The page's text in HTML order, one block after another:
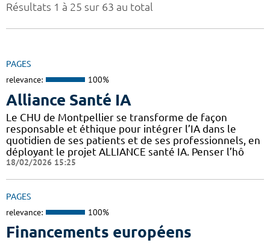
Résultats 1 à 25 sur 63 au total
PAGES
relevance: 100%
Alliance Santé IA
Le CHU de Montpellier se transforme de façon
responsable et éthique pour intégrer l’IA dans le
quotidien de ses patients et de ses professionnels, en
déployant le projet ALLIANCE santé IA. Penser l’hô
18/02/2026 15:25
PAGES
relevance: 100%
Financements européens